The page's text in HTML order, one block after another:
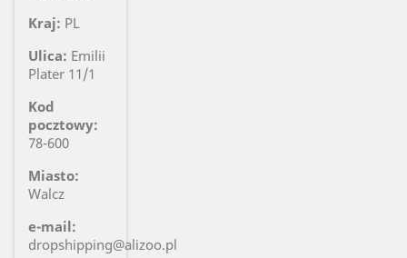
Kraj: PL
Ulica: Emilii
Plater 11/1
Kod
pocztowy:
78-600
Miasto:
Walcz
e-mail:
dropshipping@alizoo.pl